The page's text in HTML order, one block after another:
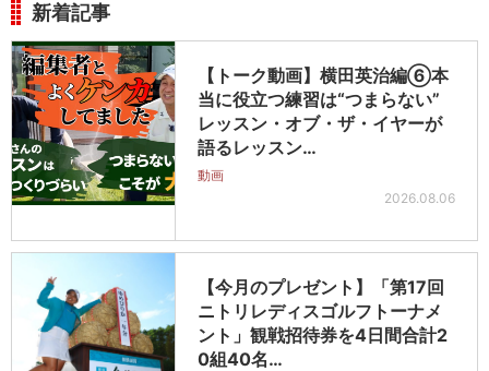
新着記事
【トーク動画】横田英治編⑥本
当に役立つ練習は“つまらない”
レッスン・オブ・ザ・イヤーが
語るレッスン…
動画
2026.08.06
【今月のプレゼント】「第17回
ニトリレディスゴルフトーナメ
ント」観戦招待券を4日間合計2
0組40名…